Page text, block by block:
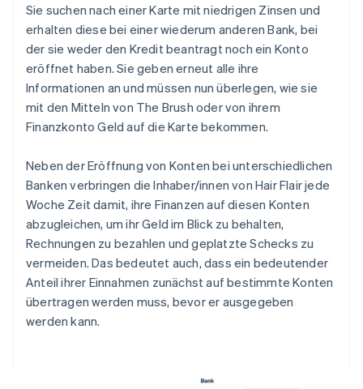
Sie suchen nach einer Karte mit niedrigen Zinsen und
erhalten diese bei einer wiederum anderen Bank, bei
der sie weder den Kredit beantragt noch ein Konto
eröffnet haben. Sie geben erneut alle ihre
Informationen an und müssen nun überlegen, wie sie
mit den Mitteln von The Brush oder von ihrem
Finanzkonto Geld auf die Karte bekommen.
Neben der Eröffnung von Konten bei unterschiedlichen
Banken verbringen die Inhaber/innen von Hair Flair jede
Woche Zeit damit, ihre Finanzen auf diesen Konten
abzugleichen, um ihr Geld im Blick zu behalten,
Rechnungen zu bezahlen und geplatzte Schecks zu
vermeiden. Das bedeutet auch, dass ein bedeutender
Anteil ihrer Einnahmen zunächst auf bestimmte Konten
übertragen werden muss, bevor er ausgegeben
werden kann.